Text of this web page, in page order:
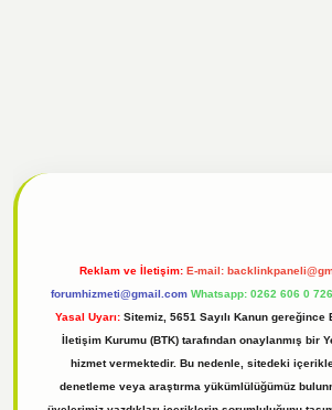
Reklam ve İletişim: E-mail:
forumhizmeti@gmail.com Whatsapp: 0262 606 0 726
Yasal Uyarı: Sitemiz, 5651 Sayılı Kanun
İletişim Kurumu (BTK) tarafından onaylanmış bir
hizmet vermektedir. Bu nedenle, sitedeki
denetleme veya araştırma yükümlülüğümüz